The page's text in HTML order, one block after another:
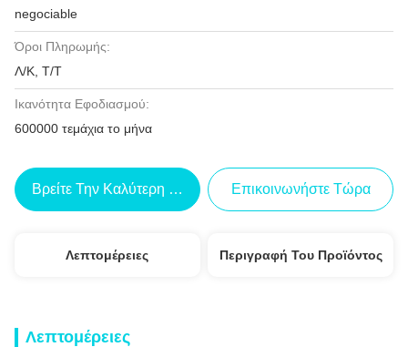
negociable
Όροι Πληρωμής:
Λ/Κ, Τ/Τ
Ικανότητα Εφοδιασμού:
600000 τεμάχια το μήνα
Βρείτε Την Καλύτερη Τιμή Επικοινωνήστε Τώρα
Λεπτομέρειες Περιγραφή Του Προϊόντος
Λεπτομέρειες